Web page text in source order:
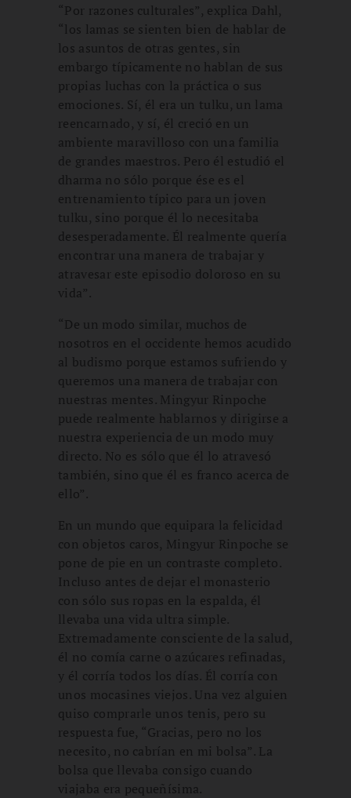
“Por razones culturales”, explica Dahl,
“los lamas se sienten bien de hablar de
los asuntos de otras gentes, sin
embargo típicamente no hablan de sus
propias luchas con la práctica o sus
emociones. Sí, él era un tulku, un lama
reencarnado, y sí, él creció en un
ambiente maravilloso con una familia
de grandes maestros. Pero él estudió el
dharma no sólo porque ése es el
entrenamiento típico para un joven
tulku, sino porque él lo necesitaba
desesperadamente. Él realmente quería
encontrar una manera de trabajar y
atravesar este episodio doloroso en su
vida”.
“De un modo similar, muchos de
nosotros en el occidente hemos acudido
al budismo porque estamos sufriendo y
queremos una manera de trabajar con
nuestras mentes. Mingyur Rinpoche
puede realmente hablarnos y dirigirse a
nuestra experiencia de un modo muy
directo. No es sólo que él lo atravesó
también, sino que él es franco acerca de
ello”.
En un mundo que equipara la felicidad
con objetos caros, Mingyur Rinpoche se
pone de pie en un contraste completo.
Incluso antes de dejar el monasterio
con sólo sus ropas en la espalda, él
llevaba una vida ultra simple.
Extremadamente consciente de la salud,
él no comía carne o azúcares refinadas,
y él corría todos los días. Él corría con
unos mocasines viejos. Una vez alguien
quiso comprarle unos tenis, pero su
respuesta fue, “Gracias, pero no los
necesito, no cabrían en mi bolsa”. La
bolsa que llevaba consigo cuando
viajaba era pequeñísima.